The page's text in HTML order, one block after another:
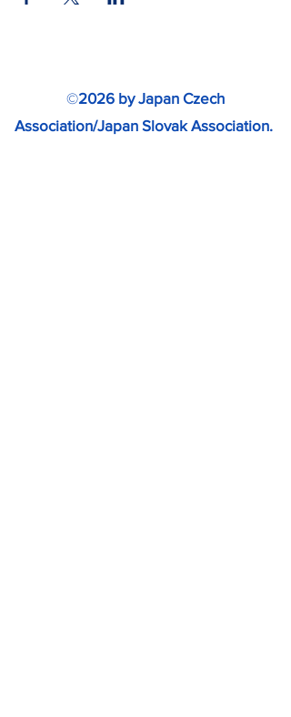
©2026 by Japan Czech
Association/Japan Slovak Association.